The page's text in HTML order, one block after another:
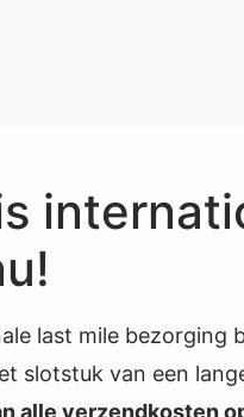
last mile bezorging
slotstuk van een
alle verzendkosten